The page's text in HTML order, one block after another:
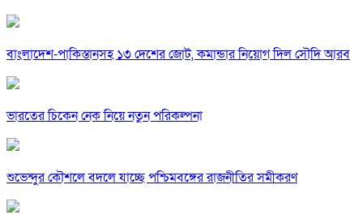
বাংলাদেশ-পাকিস্তানসহ ১৩ দেশের জোট, কমান্ডার নিয়োগ দিল সৌদি আরব
ভারতের চিকেন নেক নিয়ে নতুন পরিকল্পনা
শুভেন্দুর কৌশলে বদলে যাচ্ছে পশ্চিমবঙ্গের রাজনীতির সমীকরণ